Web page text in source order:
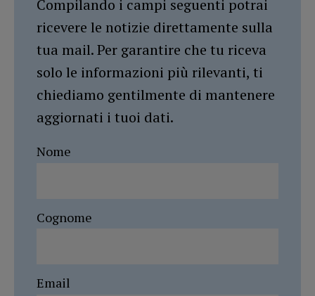
Compilando i campi seguenti potrai
ricevere le notizie direttamente sulla
tua mail. Per garantire che tu riceva
solo le informazioni più rilevanti, ti
chiediamo gentilmente di mantenere
aggiornati i tuoi dati.
Nome
Cognome
Email